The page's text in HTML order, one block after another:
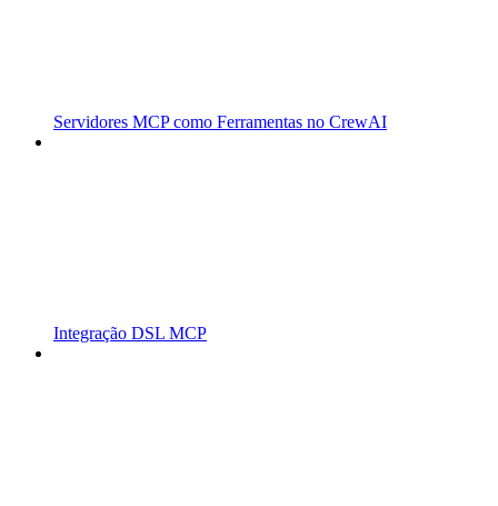
Servidores MCP como Ferramentas no CrewAI
Integração DSL MCP